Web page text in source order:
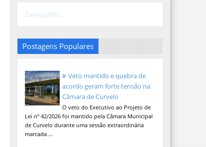
Carregando...
Postagens Populares
Veto mantido e quebra de
acordo geram forte tensão na
Câmara de Curvelo
O veto do Executivo ao Projeto de
Lei nº 42/2026 foi mantido pela Câmara Municipal
de Curvelo durante uma sessão extraordinária
marcada ...